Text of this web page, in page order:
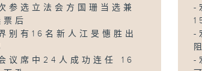
参选立法会方国珊当选兼
票后
别有16名新人江旻憓胜出
议席中24人成功连任 16
-
-
-